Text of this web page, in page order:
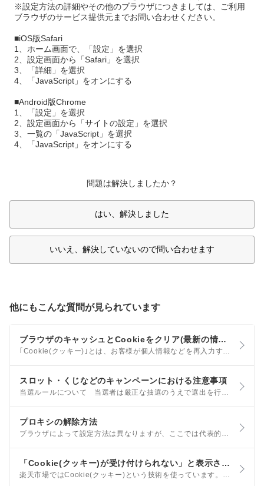
※設定方法の詳細やその他のブラウザにつきましては、ご利用
ブラウザのサービス提供元までお問い合わせください。
■iOS版Safari
1、ホーム画面で、「設定」を選択
2、設定画面から「Safari」を選択
3、「詳細」を選択
4、「JavaScript」をオンにする
■Android版Chrome
1、「設定」を選択
2、設定画面から「サイトの設定」を選択
3、一覧の「JavaScript」を選択
4、「JavaScript」をオンにする
問題は解決しましたか？
はい、解決しました
いいえ、解決していないので問い合わせます
他にもこんな質問が見られています
ブラウザのキャッシュとCookieをクリア(最新の情報を読み込む)する方法
｢Cookie(クッキー)｣とは、お客様が個人情報などを再入力する手間を省くための技術です。 また、Cookieの受け渡しは、お客様がお使いのブラウザが行っており、お客様側で特別な操作を行わなくても通常は正常にやりとりされます。
スロット・くじなどのキャンペーンにおける注意事項
当選ルールについて 当選者は厳正な抽選のうえで選出を行います 弊社にて不正と判断した場合には特典の付与を取り消させていただくことがございます 当選で獲得されたポイントは他の会員に譲渡したり、会員間でポイントを共有したりすることはできません
プロキシの解除方法
ブラウザによって設定方法は異なりますが、ここでは代表的なブラウザとして、Google Chromeの設定方法を参考までにご案内します。 ただし、会社や学校による独自のネットワーク設定やご契約のプロバイダの接続方法によっては、プロキシ経由でなければインターネットへ接続できない場合があります。この場合は、ネットワークの管理者やご契約のプロバイダへお問い合わせください。
「Cookie(クッキー)が受け付けられない」と表示される
楽天市場ではCookie(クッキー)という技術を使っています。「Cookieが受け付けられない」と表示される場合には、以下の可能性が考えられますのでご確認ください。 iOS(Safari)の場合 Android(Google Chrome)の場合